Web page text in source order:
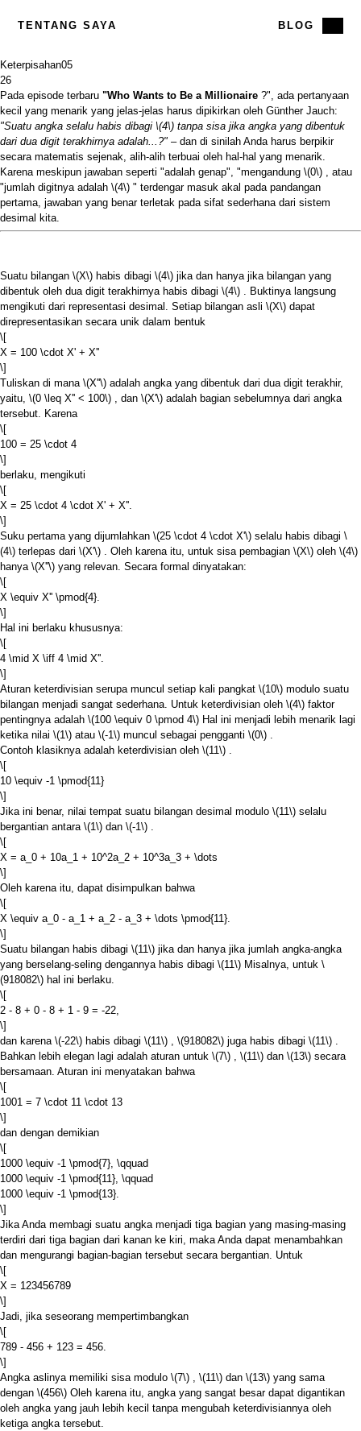
TENTANG SAYA BLOG
Keterpisahan05
26
Pada episode terbaru "Who Wants to Be a Millionaire ?", ada pertanyaan
kecil yang menarik yang jelas-jelas harus dipikirkan oleh Günther Jauch:
"Suatu angka selalu habis dibagi \(4\) tanpa sisa jika angka yang dibentuk
dari dua digit terakhirnya adalah...?" – dan di sinilah Anda harus berpikir
secara matematis sejenak, alih-alih terbuai oleh hal-hal yang menarik.
Karena meskipun jawaban seperti "adalah genap", "mengandung \(0\) , atau
"jumlah digitnya adalah \(4\) " terdengar masuk akal pada pandangan
pertama, jawaban yang benar terletak pada sifat sederhana dari sistem
desimal kita.
Suatu bilangan \(X\) habis dibagi \(4\) jika dan hanya jika bilangan yang
dibentuk oleh dua digit terakhirnya habis dibagi \(4\) . Buktinya langsung
mengikuti dari representasi desimal. Setiap bilangan asli \(X\) dapat
direpresentasikan secara unik dalam bentuk
\[
X = 100 \cdot X' + X''
\]
Tuliskan di mana \(X''\) adalah angka yang dibentuk dari dua digit terakhir,
yaitu, \(0 \leq X'' < 100\) , dan \(X'\) adalah bagian sebelumnya dari angka
tersebut. Karena
\[
100 = 25 \cdot 4
\]
berlaku, mengikuti
\[
X = 25 \cdot 4 \cdot X' + X''.
\]
Suku pertama yang dijumlahkan \(25 \cdot 4 \cdot X'\) selalu habis dibagi \
(4\) terlepas dari \(X'\) . Oleh karena itu, untuk sisa pembagian \(X\) oleh \(4\)
hanya \(X''\) yang relevan. Secara formal dinyatakan:
\[
X \equiv X'' \pmod{4}.
\]
Hal ini berlaku khususnya:
\[
4 \mid X \iff 4 \mid X''.
\]
Aturan keterdivisian serupa muncul setiap kali pangkat \(10\) modulo suatu
bilangan menjadi sangat sederhana. Untuk keterdivisian oleh \(4\) faktor
pentingnya adalah \(100 \equiv 0 \pmod 4\) Hal ini menjadi lebih menarik lagi
ketika nilai \(1\) atau \(-1\) muncul sebagai pengganti \(0\) .
Contoh klasiknya adalah keterdivisian oleh \(11\) .
\[
10 \equiv -1 \pmod{11}
\]
Jika ini benar, nilai tempat suatu bilangan desimal modulo \(11\) selalu
bergantian antara \(1\) dan \(-1\) .
\[
X = a_0 + 10a_1 + 10^2a_2 + 10^3a_3 + \dots
\]
Oleh karena itu, dapat disimpulkan bahwa
\[
X \equiv a_0 - a_1 + a_2 - a_3 + \dots \pmod{11}.
\]
Suatu bilangan habis dibagi \(11\) jika dan hanya jika jumlah angka-angka
yang berselang-seling dengannya habis dibagi \(11\) Misalnya, untuk \
(918082\) hal ini berlaku.
\[
2 - 8 + 0 - 8 + 1 - 9 = -22,
\]
dan karena \(-22\) habis dibagi \(11\) , \(918082\) juga habis dibagi \(11\) .
Bahkan lebih elegan lagi adalah aturan untuk \(7\) , \(11\) dan \(13\) secara
bersamaan. Aturan ini menyatakan bahwa
\[
1001 = 7 \cdot 11 \cdot 13
\]
dan dengan demikian
\[
1000 \equiv -1 \pmod{7}, \qquad
1000 \equiv -1 \pmod{11}, \qquad
1000 \equiv -1 \pmod{13}.
\]
Jika Anda membagi suatu angka menjadi tiga bagian yang masing-masing
terdiri dari tiga bagian dari kanan ke kiri, maka Anda dapat menambahkan
dan mengurangi bagian-bagian tersebut secara bergantian. Untuk
\[
X = 123456789
\]
Jadi, jika seseorang mempertimbangkan
\[
789 - 456 + 123 = 456.
\]
Angka aslinya memiliki sisa modulo \(7\) , \(11\) dan \(13\) yang sama
dengan \(456\) Oleh karena itu, angka yang sangat besar dapat digantikan
oleh angka yang jauh lebih kecil tanpa mengubah keterdivisiannya oleh
ketiga angka tersebut.